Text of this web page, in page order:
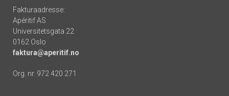
Fakturaadresse:
Apéritif AS
Universitetsgata 22
0162 Oslo
faktura@aperitif.no
Org. nr. 972 420 271